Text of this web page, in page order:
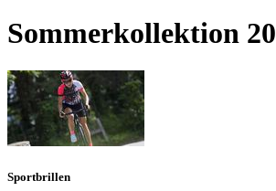
Sommerkollektion
Sportbrillen